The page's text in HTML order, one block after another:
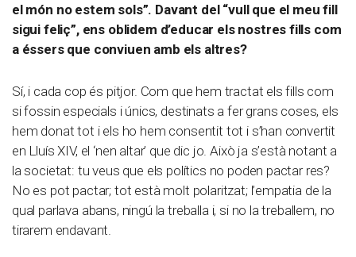
el món no estem sols”. Davant del “vull que el meu fill
sigui feliç”, ens oblidem d’educar els nostres fills com
a éssers que conviuen amb els altres?
Sí, i cada cop és pitjor. Com que hem tractat els fills com
si fossin especials i únics, destinats a fer grans coses, els
hem donat tot i els ho hem consentit tot i s’han convertit
en Lluís XIV, el ‘nen altar’ que dic jo. Això ja s’està notant a
la societat: tu veus que els polítics no poden pactar res?
No es pot pactar; tot està molt polaritzat; l’empatia de la
qual parlava abans, ningú la treballa i, si no la treballem, no
tirarem endavant.